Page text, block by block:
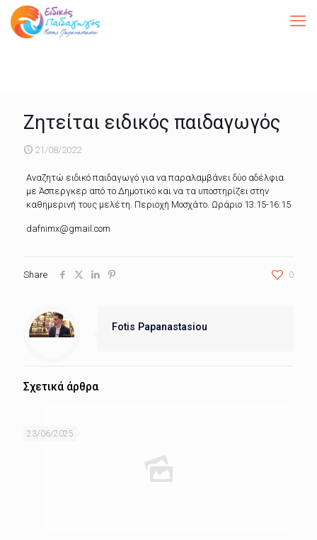
Ζητείται ειδικός παιδαγωγός
21/08/2022
Αναζητώ ειδικό παιδαγωγό για να παραλαμβάνει δύο αδέλφια
με Άσπεργκερ από το Δημοτικό και να τα υποστηρίζει στην
καθημερινή τους μελέτη. Περιοχή Μοσχάτο. Ωράριο 13:15-16:15
dafnimx@gmail.com
Share 0
Fotis Papanastasiou
Σχετικά άρθρα
23/06/2025